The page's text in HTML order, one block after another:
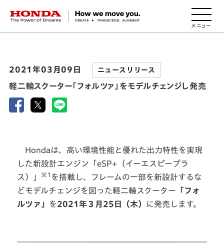
HONDA The Power of Dreams
2021年03月09日 ニュースリリース
軽二輪スクーター「フォルツァ」をモデルチェンジし発売
Hondaは、高い環境性能と優れた出力特性を実現
した新設計エンジン「eSP+（イーエスピープラ
ス）」
※1 を搭載し、フレームの一部を新設計するな
どモデルチェンジを図った軽二輪スクーター 「フォ
ルツァ」
を2021年３月25日（木） に発売します。